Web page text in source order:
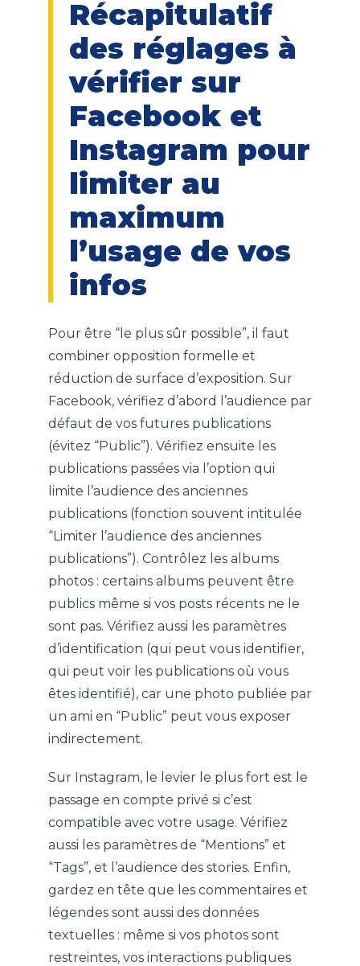
Récapitulatif
des réglages à
vérifier sur
Facebook et
Instagram pour
limiter au
maximum
l’usage de vos
infos
Pour être “le plus sûr possible”, il faut
combiner opposition formelle et
réduction de surface d’exposition. Sur
Facebook, vérifiez d’abord l’audience par
défaut de vos futures publications
(évitez “Public”). Vérifiez ensuite les
publications passées via l’option qui
limite l’audience des anciennes
publications (fonction souvent intitulée
“Limiter l’audience des anciennes
publications”). Contrôlez les albums
photos : certains albums peuvent être
publics même si vos posts récents ne le
sont pas. Vérifiez aussi les paramètres
d’identification (qui peut vous identifier,
qui peut voir les publications où vous
êtes identifié), car une photo publiée par
un ami en “Public” peut vous exposer
indirectement.
Sur Instagram, le levier le plus fort est le
passage en compte privé si c’est
compatible avec votre usage. Vérifiez
aussi les paramètres de “Mentions” et
“Tags”, et l’audience des stories. Enfin,
gardez en tête que les commentaires et
légendes sont aussi des données
textuelles : même si vos photos sont
restreintes, vos interactions publiques